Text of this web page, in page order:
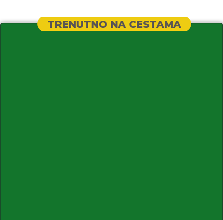
TRENUTNO NA CESTAMA